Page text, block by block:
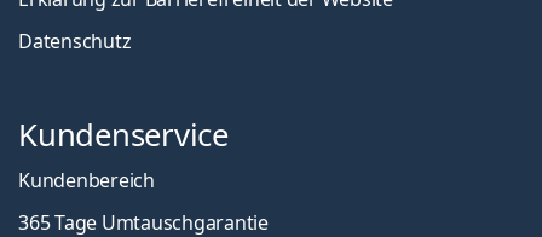
Datenschutz
Kundenservice
Kundenbereich
365 Tage Umtauschgarantie